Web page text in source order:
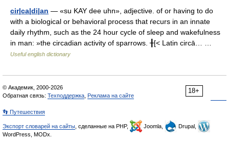
cir|ca|di|an — «su KAY dee uhn», adjective. of or having to do
with a biological or behavioral process that recurs in an innate
daily rhythm, such as the 24 hour cycle of sleep and wakefulness
in man: »the circadian activity of sparrows. ╂[< Latin circā… …
Useful english dictionary
18+
© Академик, 2000-2026
Обратная связь: Техподдержка Реклама на сайте
👣 Путешествия
Экспорт словарей на сайты , сделанные на PHP, Joomla,
Drupal,
WordPress, MODx.